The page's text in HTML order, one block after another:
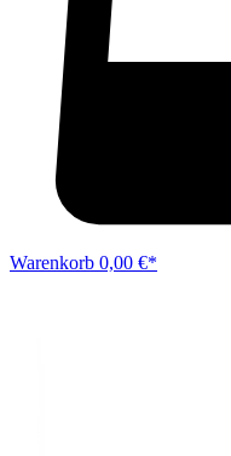
Warenkorb 0,00 €*